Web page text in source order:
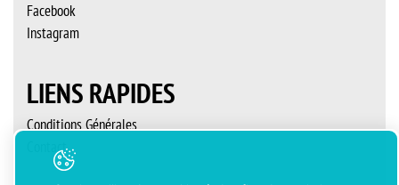
Facebook
Instagram
LIENS RAPIDES
Conditions Générales
Contact